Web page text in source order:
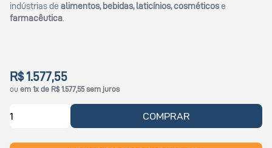
indústrias de alimentos, bebidas, laticínios, cosméticose
farmacêutica
R$ 1.577,55
ou em 1x de R$ 1.577,55 sem juros
COMPRAR